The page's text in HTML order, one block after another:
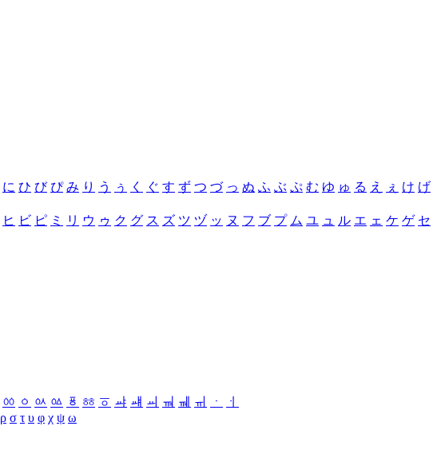
に ひ び ぴ み り う ぅ く ぐ す ず つ づ っ ぬ ふ ぶ ぷ む ゆ ゅ る え ぇ け げ
ヒ ビ ピ ミ リ ウ ゥ ク グ ス ズ ツ ヅ ッ ヌ フ ブ プ ム ユ ュ ル エ ェ ケ ゲ セ
ㆀ ㆁ ㆂ ㆃ ㆄ ㆅ ㆆ ㆇ ㆈ ㆉ ㆊ ㆋ ㆌ ㆍ
ㆎ
ρ σ τ υ φ χ ψ ω